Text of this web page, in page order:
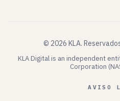
© 2026 KLA.
KLA Digital is an independent
Corporation
AVISO